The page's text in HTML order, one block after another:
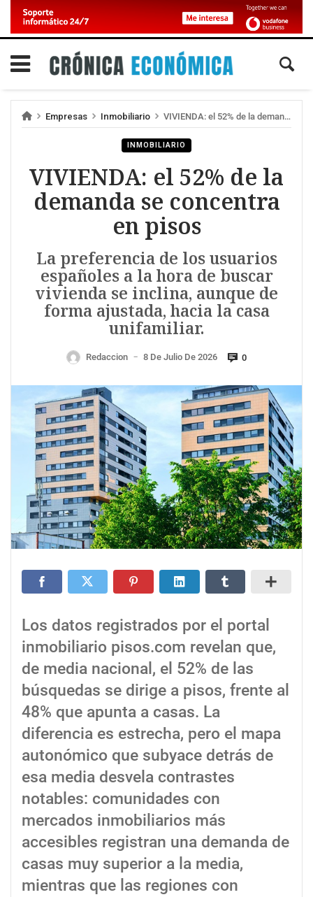
Empresas Inmobiliario VIVIENDA: el 52% de la demanda se concentra en pisos
INMOBILIARIO
VIVIENDA: el 52% de la
demanda se concentra
en pisos
La preferencia de los usuarios
españoles a la hora de buscar
vivienda se inclina, aunque de
forma ajustada, hacia la casa
unifamiliar.
Redaccion — 8 De Julio De 2026 0
Los datos registrados por el portal
inmobiliario pisos.com revelan que,
de media nacional, el 52% de las
búsquedas se dirige a pisos, frente al
48% que apunta a casas. La
diferencia es estrecha, pero el mapa
autonómico que subyace detrás de
esa media desvela contrastes
notables: comunidades con
mercados inmobiliarios más
accesibles registran una demanda de
casas muy superior a la media,
mientras que las regiones con